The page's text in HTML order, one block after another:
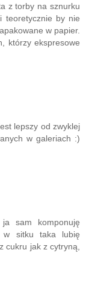
z torby na sznurku
teoretycznie by nie
w papier.
którzy ekspresowe
lepszy od zwyklej
w galeriach :)
sam komponuję
sitku taka lubię
cukru jak z cytryną,